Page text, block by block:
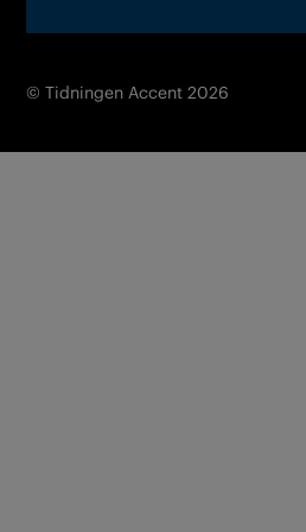
© Tidningen Accent 2026